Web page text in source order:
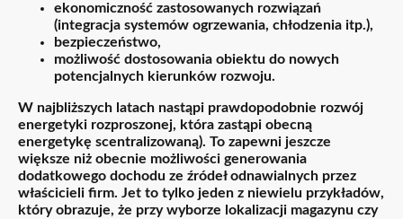
ekonomiczność zastosowanych rozwiązań
(integracja systemów ogrzewania, chłodzenia itp.),
bezpieczeństwo,
możliwość dostosowania obiektu do nowych
potencjalnych kierunków rozwoju.
W najbliższych latach nastąpi prawdopodobnie rozwój
energetyki rozproszonej, która zastąpi obecną
energetykę scentralizowaną). To zapewni jeszcze
większe niż obecnie możliwości generowania
dodatkowego dochodu ze źródeł odnawialnych przez
właścicieli firm. Jet to tylko jeden z niewielu przykładów,
który obrazuje, że przy wyborze lokalizacji magazynu czy